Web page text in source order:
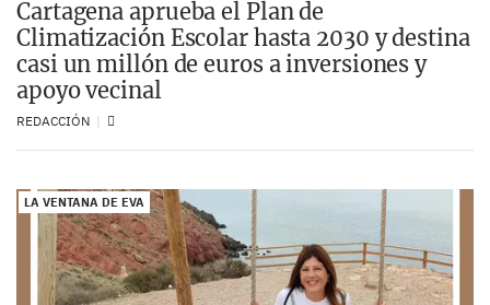
Cartagena aprueba el Plan de
Climatización Escolar hasta 2030 y destina
casi un millón de euros a inversiones y
apoyo vecinal
REDACCIÓN
LA VENTANA DE EVA